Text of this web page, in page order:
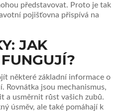
představovat. Proto je tak
pojišťovna přispívá na
JAK
některé základní informace o
Rovnátka jsou mechanismus,
a usměrnit růst vašich zubů.
úsměv, ale také pomáhají k